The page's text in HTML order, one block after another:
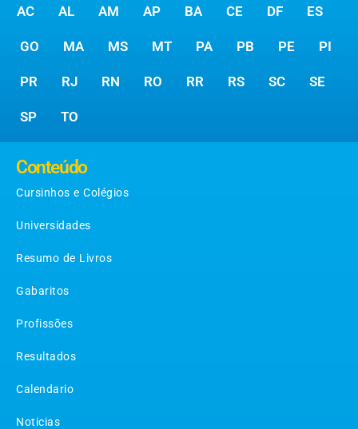
AC AL AM AP BA CE DF ES
GO MA MS MT PA PB PE PI
PR RJ RN RO RR RS SC SE
SP TO
Conteúdo
Cursinhos e Colégios
Universidades
Resumo de Livros
Gabaritos
Profissões
Resultados
Calendario
Noticias